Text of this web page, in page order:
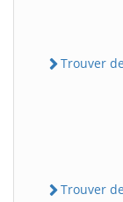
Trouver
Trouver